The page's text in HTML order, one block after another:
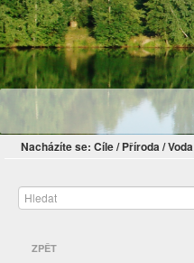
Nacházíte se: Cíle/ Příroda/Voda
ZPĚT